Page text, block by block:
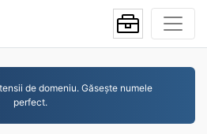
de domeniu. Găsește numele
perfect.